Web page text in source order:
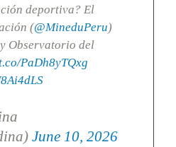
deportiva? El
(@MineduPeru)
Observatorio del
PaDh8yTQxg
June 10, 2026